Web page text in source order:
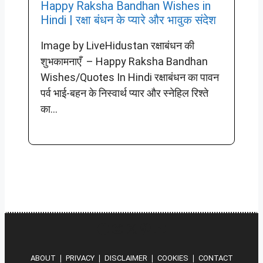
Happy Raksha Bandhan Wishes in
Hindi | रक्षा बंधन के प्यारे और भावुक संदेश
Image by LiveHidustan रक्षाबंधन की
शुभकामनाएँ – Happy Raksha Bandhan
Wishes/Quotes In Hindi रक्षाबंधन का पावन
पर्व भाई-बहन के निस्वार्थ प्यार और स्नेहिल रिश्ते
का...
ABOUT ❘ PRIVACY❘ DISCLAIMER❘ COOKIES ❘ CONTACT